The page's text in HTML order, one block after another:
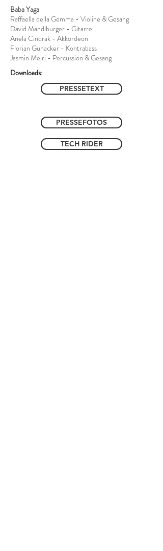
Baba Yaga
Raffaella della Gemma - Violine & Gesang
David Mandlburger - Gitarre
Anela Cindrak - Akkordeon
Florian Gunacker - Kontrabass
Jasmin Meiri - Percussion & Gesang
Downloads:
PRESSETEXT
PRESSEFOTOS
TECH RIDER